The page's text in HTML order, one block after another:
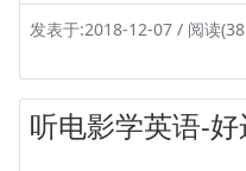
发表于:2018-12-07 / 阅读
听电影学英语-好